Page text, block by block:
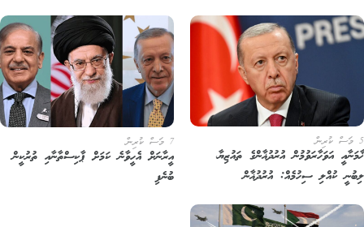
އަވަހާރަވުމުން އުރުދުޣާންގެ ތައުޒިޔާ،
ކުއްލި ސިހުމެއް: އުރުދުޣާން
އީރާނަށް އެހީވާނެ ކަމަށް ޕާކިސްތާނާއި ތުރުކީން
ބުނެފި